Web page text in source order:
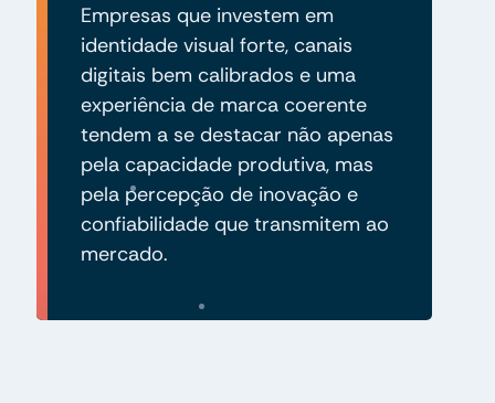
Empresas que investem em
identidade visual forte, canais
digitais bem calibrados e uma
experiência de marca coerente
tendem a se destacar não apenas
pela capacidade produtiva, mas
pela percepção de inovação e
confiabilidade que transmitem ao
mercado.